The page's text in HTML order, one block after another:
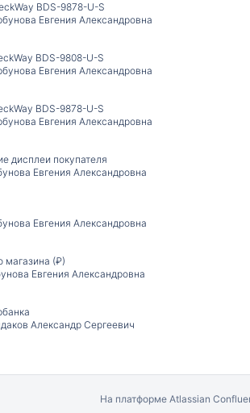
BDS-9878-U-S
Евгения Александровна
BDS-9808-U-S
Евгения Александровна
BDS-9878-U-S
Евгения Александровна
дисплеи покупателя
Евгения Александровна
Евгения Александровна
магазина (₽)
Евгения Александровна
Александр Сергеевич
На платформе Atlassian